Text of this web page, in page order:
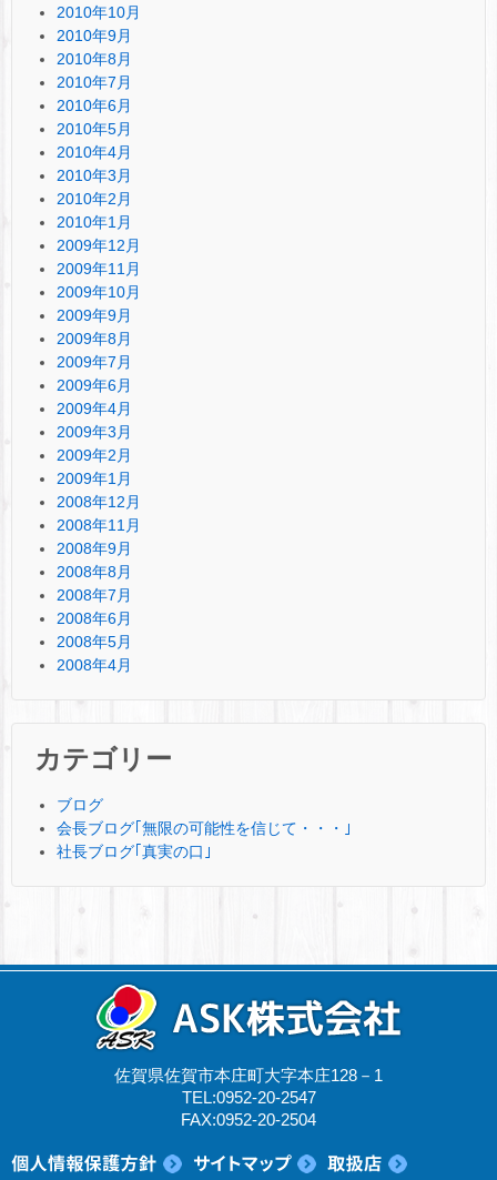
2010年10月
2010年9月
2010年8月
2010年7月
2010年6月
2010年5月
2010年4月
2010年3月
2010年2月
2010年1月
2009年12月
2009年11月
2009年10月
2009年9月
2009年8月
2009年7月
2009年6月
2009年4月
2009年3月
2009年2月
2009年1月
2008年12月
2008年11月
2008年9月
2008年8月
2008年7月
2008年6月
2008年5月
2008年4月
カテゴリー
ブログ
会長ブログ｢無限の可能性を信じて・・・｣
社長ブログ｢真実の口｣
佐賀県佐賀市本庄町大字本庄128－1
TEL:0952-20-2547
FAX:0952-20-2504